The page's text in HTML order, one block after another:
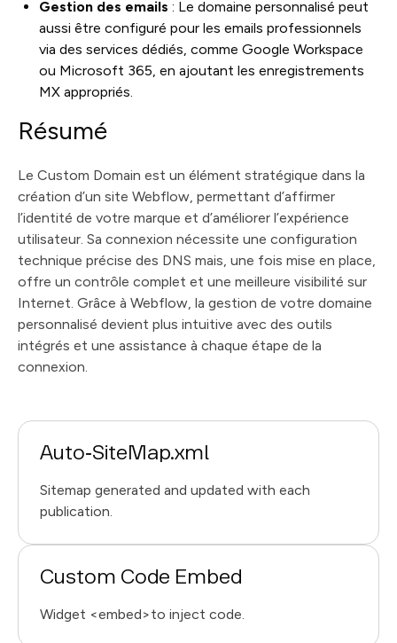
Gestion des emails : Le domaine personnalisé peut
aussi être configuré pour les emails professionnels
via des services dédiés, comme Google Workspace
ou Microsoft 365, en ajoutant les enregistrements
MX appropriés.
Résumé
Le Custom Domain est un élément stratégique dans la
création d’un site Webflow, permettant d’affirmer
l’identité de votre marque et d’améliorer l’expérience
utilisateur. Sa connexion nécessite une configuration
technique précise des DNS mais, une fois mise en place,
offre un contrôle complet et une meilleure visibilité sur
Internet. Grâce à Webflow, la gestion de votre domaine
personnalisé devient plus intuitive avec des outils
intégrés et une assistance à chaque étape de la
connexion.
Auto‑SiteMap.xml
Sitemap generated and updated with each
publication.
Custom Code Embed
Widget <embed>to inject code.